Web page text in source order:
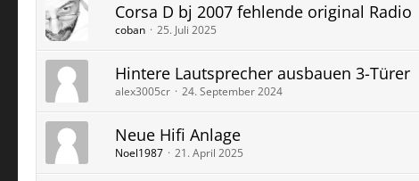
Corsa D bj 2007 fehlende original Radio
coban 25. Juli 2025
Hintere Lautsprecher ausbauen 3-Türer
alex3005cr 24. September 2024
Neue Hifi Anlage
Noel1987 21. April 2025